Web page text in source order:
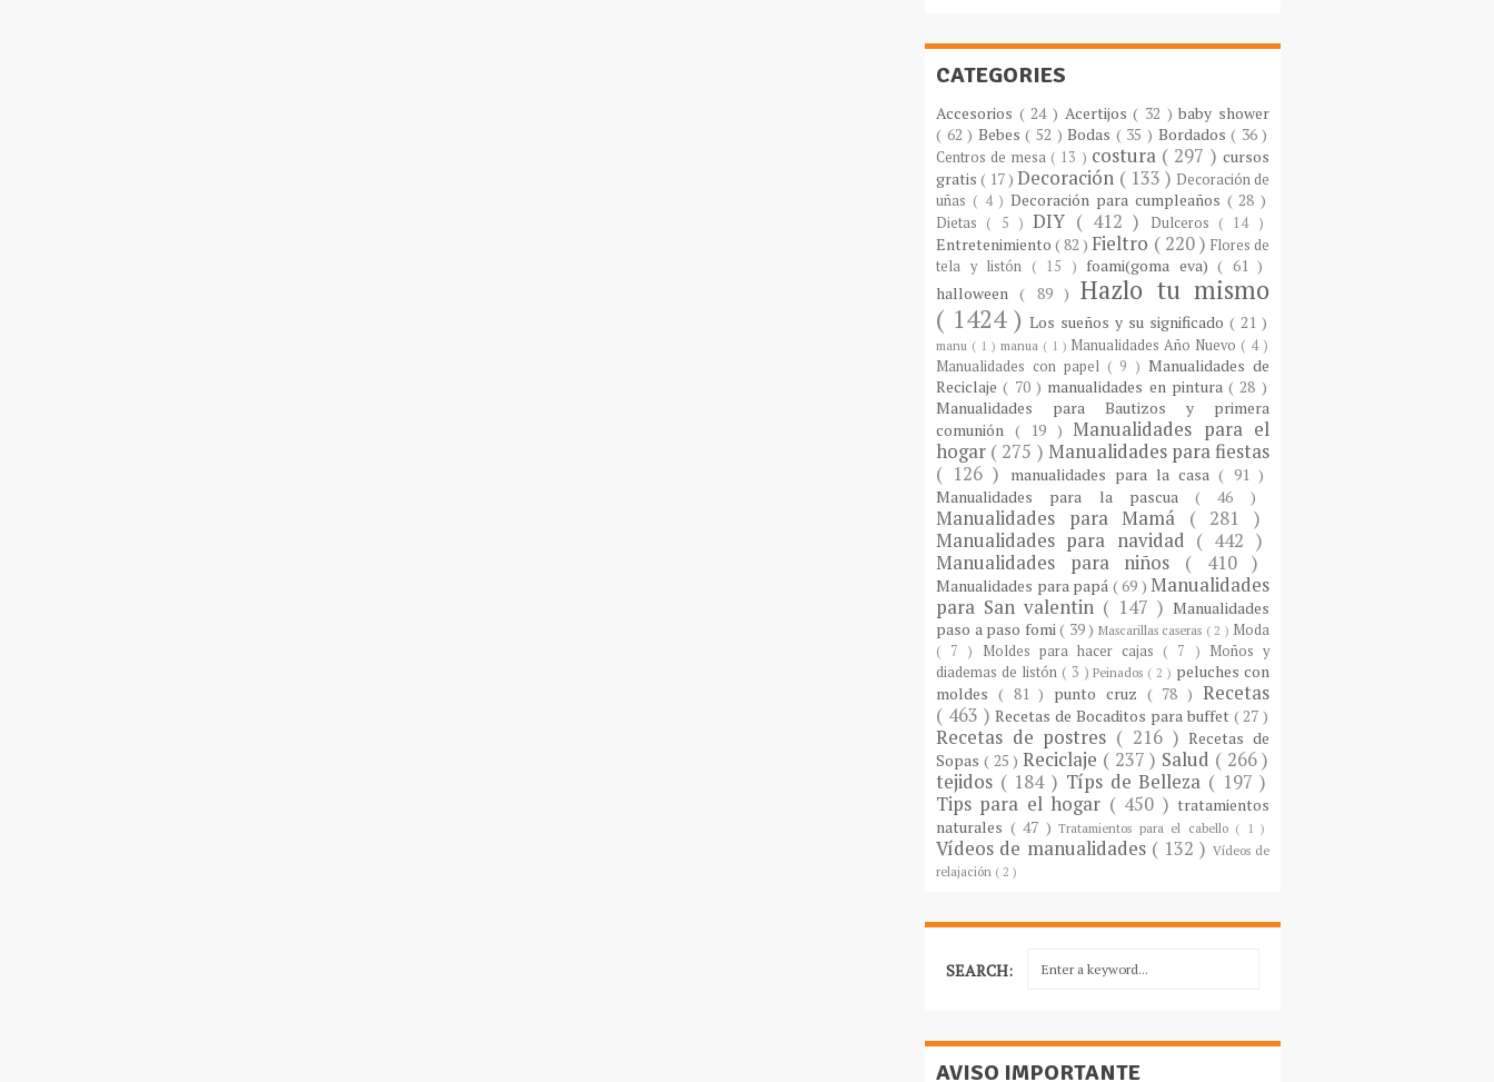
CATEGORIES
Accesorios ( 24 ) Acertijos( 32 )baby shower
( 62 ) Bebes( 52 )Bodas ( 35 ) Bordados( 36 )
Centros de mesa ( 13 ) costura ( 297 )cursos
gratis( 17 )Decoración ( 133 ) Decoración de
uñas ( 4 )Decoración para cumpleaños ( 28 )
Dietas ( 5 )DIY ( 412 ) Dulceros ( 14 )
Entretenimiento( 82 ) Fieltro ( 220 ) Flores de
tela y listón ( 15 ) foami(goma eva)( 61 )
halloween( 89 )Hazlo tu mismo
( 1424 ) Los sueños y su significado ( 21 )
manu ( 1 ) manua ( 1 ) Manualidades Año Nuevo ( 4 )
Manualidades con papel ( 9 )Manualidades de
Reciclaje( 70 ) manualidades en pintura( 28 )
Manualidades para Bautizos y primera
comunión ( 19 ) Manualidades para el
hogar ( 275 ) Manualidades para fiestas
( 126 )
manualidades para la casa( 91 )
Manualidades para la pascua( 46 )
Manualidades para Mamá ( 281 )
Manualidades para navidad ( 442 )
Manualidades para niños ( 410 )
Manualidades para papá ( 69 ) Manualidades
para San valentin ( 147 ) Manualidades
paso a paso fomi( 39 ) Mascarillas caseras ( 2 ) Moda
( 7 ) Moldes para hacer cajas ( 7 ) Moños y
diademas de listón ( 3 )Peinados ( 2 ) peluches con
moldes ( 81 ) punto cruz ( 78 )Recetas
( 463 )Recetas de Bocaditos para buffet ( 27 )
Recetas de postres ( 216 )Recetas de
Sopas ( 25 ) Reciclaje ( 237 ) Salud ( 266 )
tejidos ( 184 ) Típs de Belleza ( 197 )
Tips para el hogar ( 450 )tratamientos
naturales ( 47 )Tratamientos para el cabello ( 1 )
Vídeos de manualidades ( 132 ) Vídeos de
relajación ( 2 )
SEARCH:
AVISO IMPORTANTE